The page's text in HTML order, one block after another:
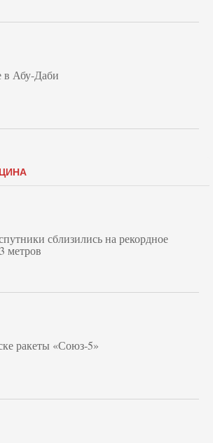
в Абу-Даби
сблизились на рекордное
метров
ракеты «Союз‑5»